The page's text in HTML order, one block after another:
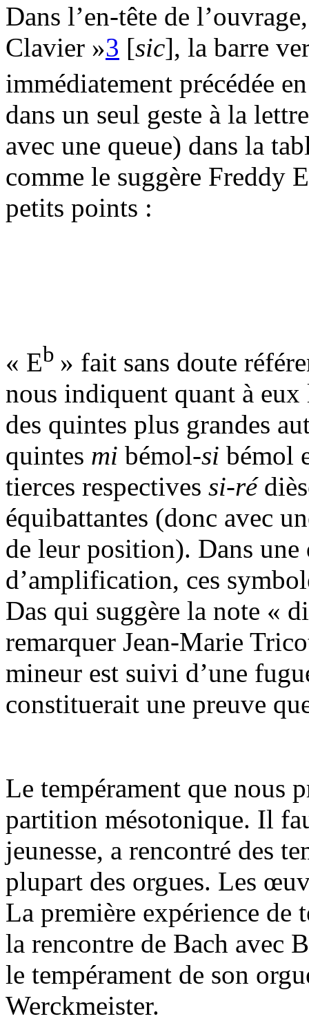
Dans l’en-tête de
Clavier »3 [sic], la barre
immédiatement précédée
dans un seul geste à la
avec une queue) dans la
comme le suggère Freddy
petits points :
« Eb » fait sans doute
nous indiquent quant à
des quintes plus grandes
quintes mi bémol-si bémol
tierces respectives si-ré
équibattantes (donc avec
de leur position). Dans une
d’amplification, ces
Das qui suggère la note «
remarquer Jean-Marie
mineur est suivi d’une
constituerait une preuve
Le tempérament que nous
partition mésotonique. Il
jeunesse, a rencontré des
plupart des orgues. Les
La première expérience de
la rencontre de Bach avec
le tempérament de son
Werckmeister.